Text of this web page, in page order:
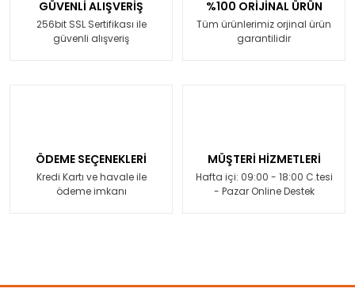
GÜVENLİ ALIŞVERİŞ
256bit SSL Sertifikası ile
güvenli alışveriş
%100 ORİJİNAL ÜRÜN
Tüm ürünlerimiz orjinal ürün
garantilidir
ÖDEME SEÇENEKLERİ
Kredi Kartı ve havale ile
ödeme imkanı
MÜŞTERİ HİZMETLERİ
Hafta içi: 09:00 - 18:00 C.tesi
- Pazar Online Destek